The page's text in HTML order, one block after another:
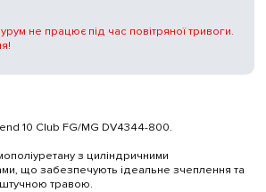
10 Club FG/MG DV4344-800.
з циліндричними
що забезпечують ідеальне зчеплення та
травою.
не працює під час повітряної тривоги.